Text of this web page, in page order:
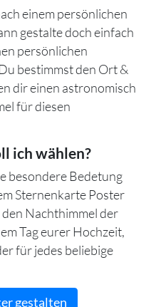
einem persönlichen
gestalte doch einfach
persönlichen
bestimmst den Ort &
dir einen astronomisch
für diesen
ich wählen?
besondere Bedetung
Sternenkarte Poster
Nachthimmel der
Tag eurer Hochzeit,
für jedes beliebige
gestalten